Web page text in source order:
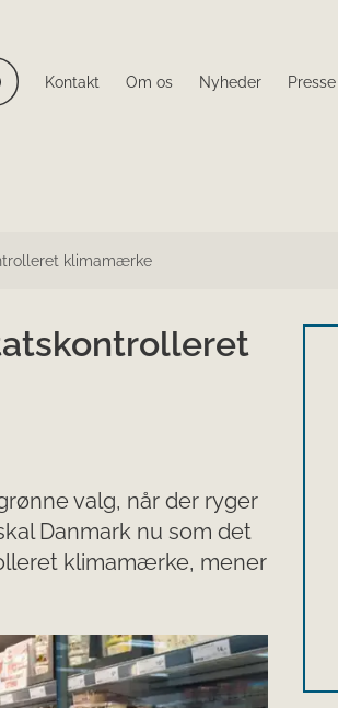
Kontakt Om os Nyheder Presse
klimamærke
valg, når der ryger
Danmark nu som det
klimamærke, mener